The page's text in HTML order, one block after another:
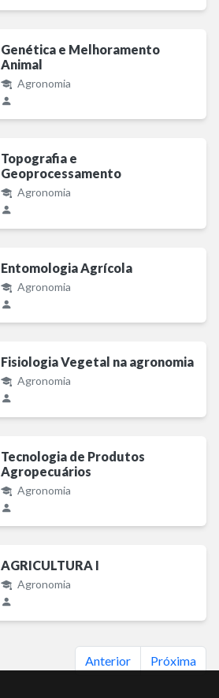
Genética e Melhoramento
Animal
Agronomia
Topografia e
Geoprocessamento
Agronomia
Entomologia Agrícola
Agronomia
Fisiologia Vegetal na agronomia
Agronomia
Tecnologia de Produtos
Agropecuários
Agronomia
AGRICULTURA I
Agronomia
Anterior Próxima